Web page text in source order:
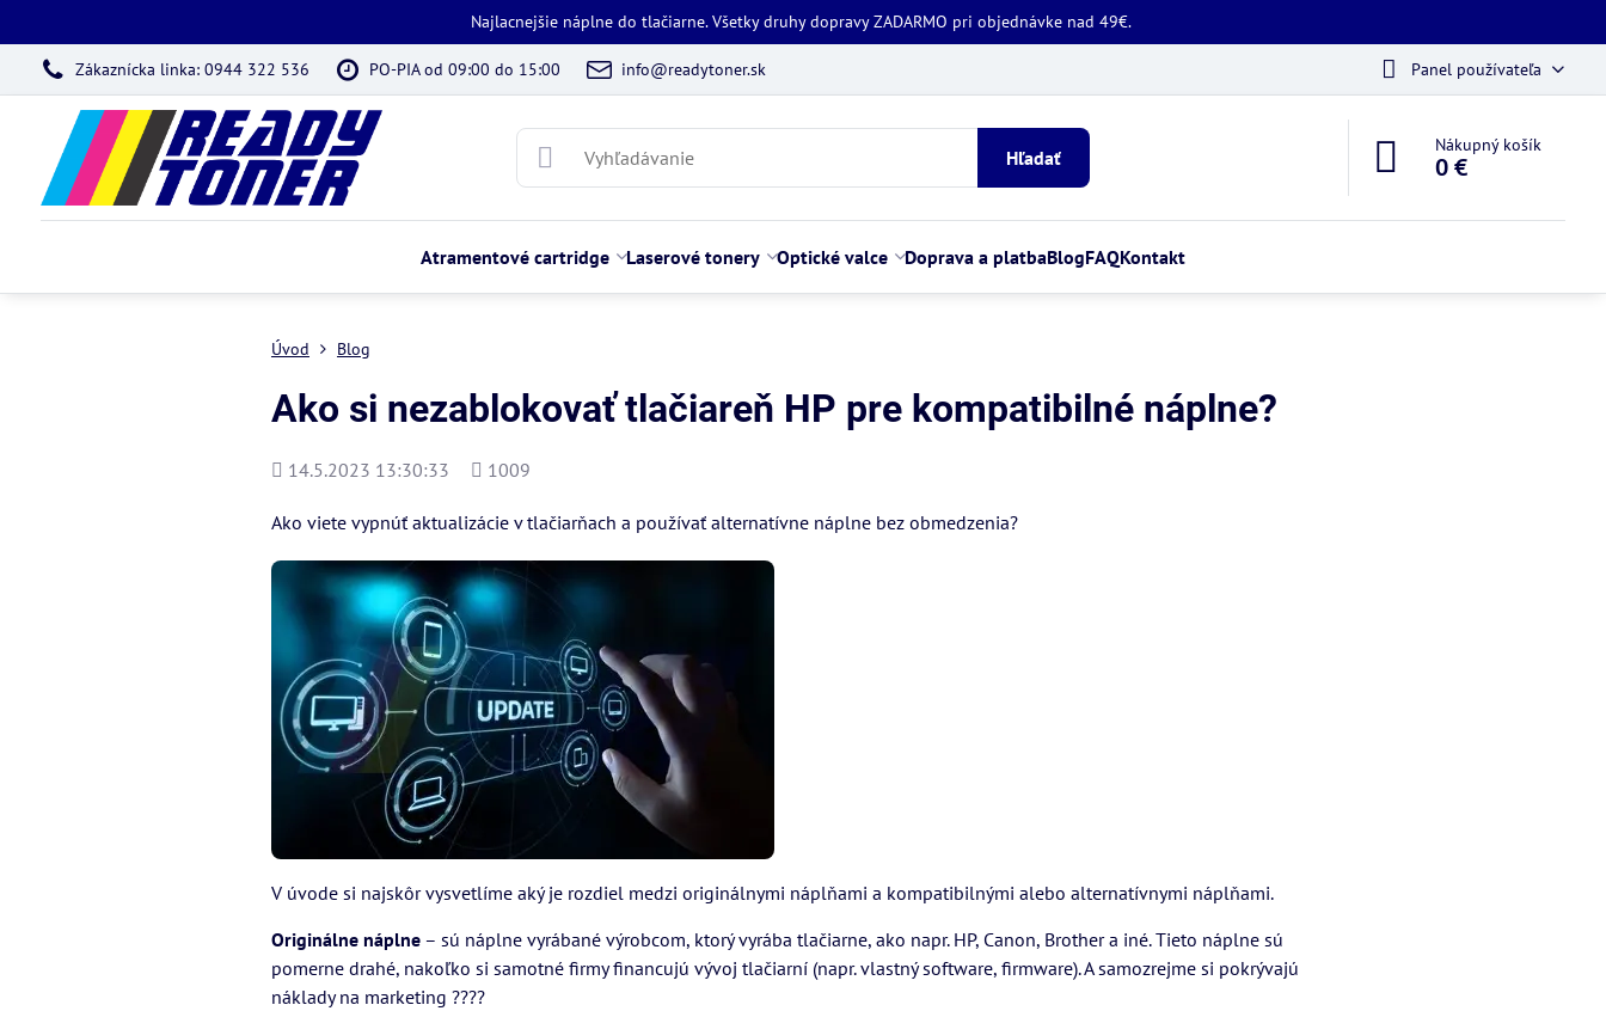
Najlacnejšie náplne do tlačiarne. Všetky druhy dopravy ZADARMO pri objednávke nad 49€.
Zákaznícka linka: 0944 322 536 PO-PIA od 09:00 do 15:00 info@readytoner.sk Panel používateľa
Hľadať
Nákupný košík
0 €
Atramentové cartridge Laserové tonery Optické valce Doprava a platbaBlogFAQKontakt
Úvod Blog
Ako si nezablokovať tlačiareň HP pre kompatibilné náplne?
Pridané
14.5.2023 13:30:33
Počet
1009
Ako viete vypnúť aktualizácie v tlačiarňach a používať alternatívne náplne bez obmedzenia?
V úvode si najskôr vysvetlíme aký je rozdiel medzi originálnymi náplňami a kompatibilnými alebo alternatívnymi náplňami.
Originálne náplne– sú náplne vyrábané výrobcom, ktorý vyrába tlačiarne, ako napr. HP, Canon, Brother a iné. Tieto náplne sú
pomerne drahé, nakoľko si samotné firmy financujú vývoj tlačiarní (napr. vlastný software, firmware). A samozrejme si pokrývajú
náklady na marketing ????